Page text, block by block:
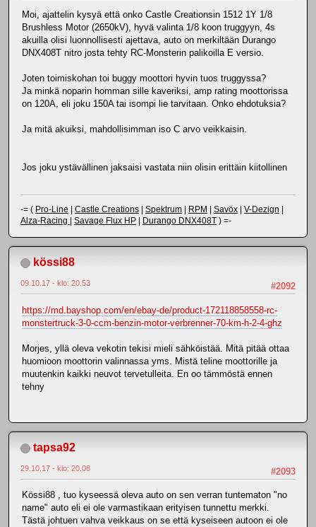
Moi, ajattelin kysyä että onko Castle Creationsin 1512 1Y 1/8
Brushless Motor (2650kV), hyvä valinta 1/8 koon truggyyn, 4s
akuilla olisi luonnollisesti ajettava, auto on merkiltään Durango
DNX408T nitro josta tehty RC-Monsterin palikoilla E versio.
Joten toimiskohan toi buggy moottori hyvin tuos truggyssa?
Ja minkä noparin homman sille kaveriksi, amp rating moottorissa
on 120A, eli joku 150A tai isompi lie tarvitaan. Onko ehdotuksia?
Ja mitä akuiksi, mahdollisimman iso C arvo veikkaisin.
Jos joku ystävällinen jaksaisi vastata niin olisin erittäin kiitollinen
-= ( Pro-Line Castle Creations Spektrum RPM Savöx V-Dezign
Alza-Racing
Savage Flux HP Durango DNX408T ) =-
kössi88
#2092
09.10.17 - klo: 20.53
https://md.bayshop.com/en/ebay-de/product-172118858558-rc-
monstertruck-3-0-ccm-benzin-motor-verbrenner-70-km-h-2-4-ghz
Morjes, yllä oleva vekotin tekisi mieli sähköistää. Mitä pitää ottaa
huomioon moottorin valinnassa yms. Mistä teline moottorille ja
muutenkin kaikki neuvot tervetulleita. En oo tämmöstä ennen
tehny
tapsa92
#2093
29.10.17 - klo: 20.08
Kössi88 , tuo kyseessä oleva auto on sen verran tuntematon "no
name" auto eli ei ole varmastikaan erityisen tunnettu merkki.
Tästä johtuen vahva veikkaus on se että kyseiseen autoon ei ole